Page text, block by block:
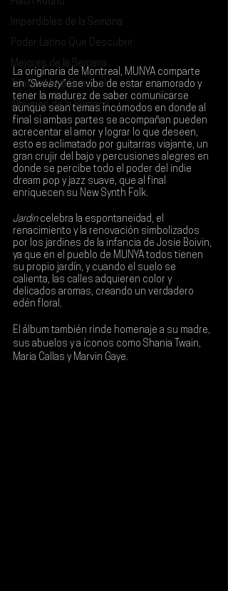
Imperdibles de la Semana
Poder Latino Que Descubrir
Mejores de la Semana
Talento Mexa Semanal
Álbumes de la Semana
La originaria de Montreal, MUNYA comparte
en “Sweety” ese vibe de estar enamorado y
tener la madurez de saber comunicarse
aunque sean temas incómodos en donde al
final si ambas partes se acompañan pueden
acrecentar el amor y lograr lo que deseen,
esto es aclimatado por guitarras viajante, un
gran crujir del bajo y percusiones alegres en
donde se percibe todo el poder del indie
dream pop y jazz suave, que al final
enriquecen su New Synth Folk.
Jardin celebra la espontaneidad, el
renacimiento y la renovación simbolizados
por los jardines de la infancia de Josie Boivin,
ya que en el pueblo de MUNYA todos tienen
su propio jardín, y cuando el suelo se
calienta, las calles adquieren color y
delicados aromas, creando un verdadero
edén floral.
El álbum también rinde homenaje a su madre,
sus abuelos y a íconos como Shania Twain,
Maria Callas y Marvin Gaye.